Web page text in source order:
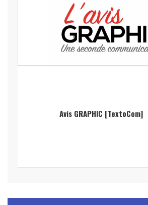
Avis GRAPHIC [TextoCom]